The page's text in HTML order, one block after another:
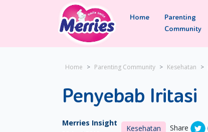
Home
Parenting
Community
Home Parenting Community Kesehatan
Penyebab Iritasi
Merries Insight
Kesehatan Share